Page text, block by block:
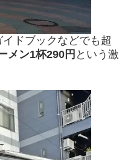
ドブックなどでも超
メン1杯290円 という激